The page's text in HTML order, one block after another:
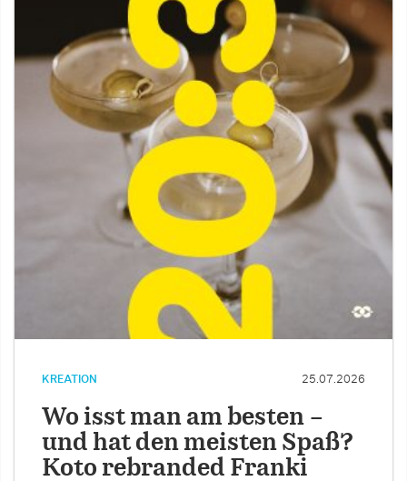
KREATION 25.07.2026
Wo isst man am besten –
und hat den meisten Spaß?
Koto rebranded Franki